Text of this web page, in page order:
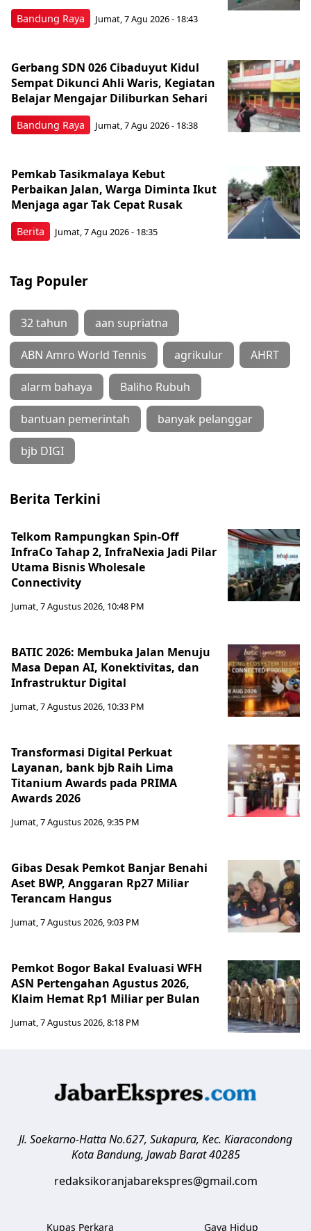
Bandung Raya Jumat, 7 Agu 2026 - 18:43
Bandung Raya
Gerbang SDN 026 Cibaduyut Kidul
Sempat Dikunci Ahli Waris, Kegiatan
Belajar Mengajar Diliburkan Sehari
Jumat, 7 Agu 2026 - 18:38
Berita
Pemkab Tasikmalaya Kebut
Perbaikan Jalan, Warga Diminta Ikut
Menjaga agar Tak Cepat Rusak
Jumat, 7 Agu 2026 - 18:35
Tag Populer
32 tahun aan supriatna
ABN Amro World Tennis agrikulur AHRT
alarm bahaya Baliho Rubuh
bantuan pemerintah banyak pelanggar
bjb DIGI
Berita Terkini
Telkom Rampungkan Spin-Off
InfraCo Tahap 2, InfraNexia Jadi Pilar
Utama Bisnis Wholesale
Connectivity
Jumat, 7 Agustus 2026, 10:48 PM
BATIC 2026: Membuka Jalan Menuju
Masa Depan AI, Konektivitas, dan
Infrastruktur Digital
Jumat, 7 Agustus 2026, 10:33 PM
Transformasi Digital Perkuat
Layanan, bank bjb Raih Lima
Titanium Awards pada PRIMA
Awards 2026
Jumat, 7 Agustus 2026, 9:35 PM
Gibas Desak Pemkot Banjar Benahi
Aset BWP, Anggaran Rp27 Miliar
Terancam Hangus
Jumat, 7 Agustus 2026, 9:03 PM
Pemkot Bogor Bakal Evaluasi WFH
ASN Pertengahan Agustus 2026,
Klaim Hemat Rp1 Miliar per Bulan
Jumat, 7 Agustus 2026, 8:18 PM
Jl. Soekarno-Hatta No.627, Sukapura, Kec. Kiaracondong
Kota Bandung, Jawab Barat 40285
redaksikoranjabarekspres@gmail.com
Kupas Perkara Gaya Hidup